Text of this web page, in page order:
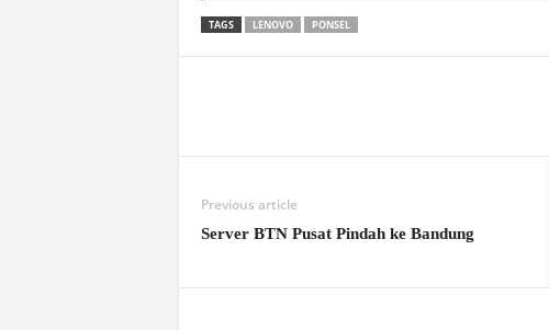
TAGS LENOVO PONSEL
Previous article
Server BTN Pusat Pindah ke Bandung